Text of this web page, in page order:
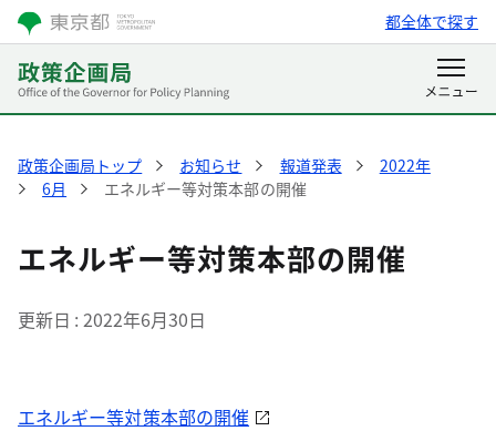
都全体で探す
政策企画局トップ お知らせ 報道発表
2022年
6月
エネルギー等対策本部の開催
エネルギー等対策本部の開催
更新日 2022年6月30日
エネルギー等対策本部の開催